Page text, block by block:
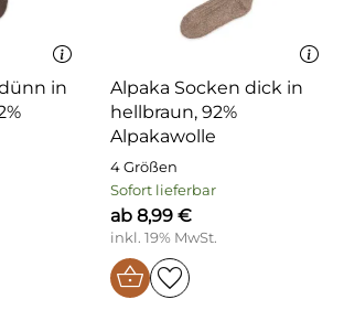
in
Alpaka Socken dick in
hellbraun, 92%
Alpakawolle
4 Größen
Sofort lieferbar
ab 8,99 €
inkl. 19% MwSt.